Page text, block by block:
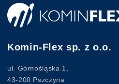
Komin-Flex sp. z o.o.
ul. Górnośląska 1,
43-200 Pszczyna